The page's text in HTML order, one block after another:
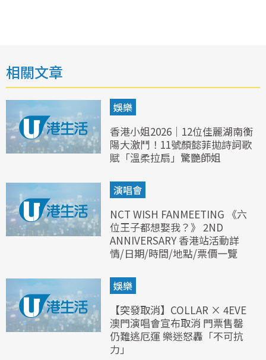
相關文章
娛樂
香港小姐2026｜12位佳麗湖南衡
陽大激鬥！11號顏懿菲拋詩詞歌
賦「溫柔拉扇」驚艷師姐
演唱會
NCT WISH FANMEETING 《六
位王子都想娶我？》 2ND
ANNIVERSARY 香港站活動詳
情/日期/時間/地點/票價一覽
娛樂
【突發取消】COLLAR × 4EVE
澳門演唱會宣布取消 門票售罄
仍難逃厄運 樂迷怒轟「不可抗
力」